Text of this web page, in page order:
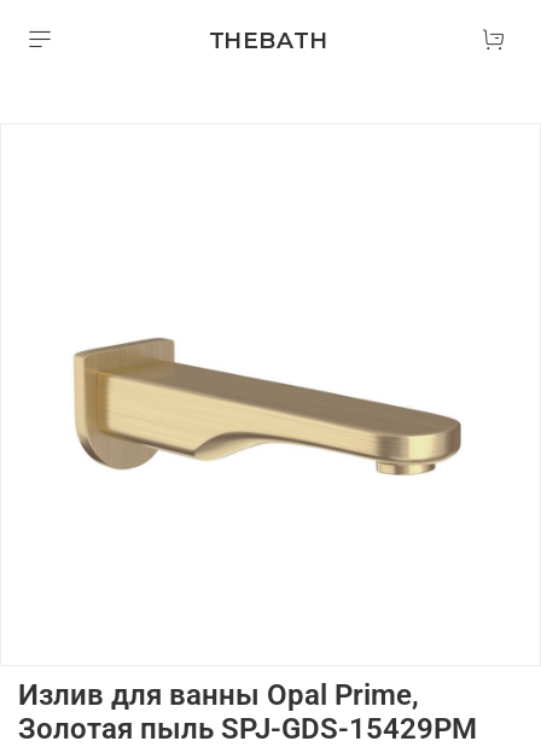
THEBATH
Излив для ванны Opal Prime,
Золотая пыль SPJ-GDS-15429PM